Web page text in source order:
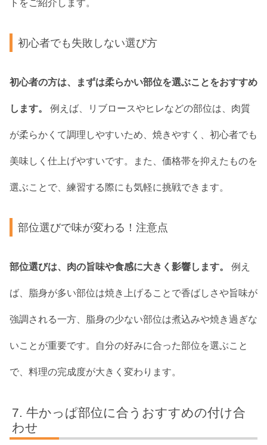
トをご紹介します。
初心者でも失敗しない選び方
初心者の方は、まずは柔らかい部位を選ぶことをおすすめ
します。 例えば、リブロースやヒレなどの部位は、肉質
が柔らかくて調理しやすいため、焼きやすく、初心者でも
美味しく仕上げやすいです。また、価格帯を抑えたものを
選ぶことで、練習する際にも気軽に挑戦できます。
部位選びで味が変わる！注意点
部位選びは、肉の旨味や食感に大きく影響します。 例え
ば、脂身が多い部位は焼き上げることで香ばしさや旨味が
強調される一方、脂身の少ない部位は煮込みや焼き過ぎな
いことが重要です。自分の好みに合った部位を選ぶこと
で、料理の完成度が大きく変わります。
牛かっぱ部位に合うおすすめの付け合
わせ